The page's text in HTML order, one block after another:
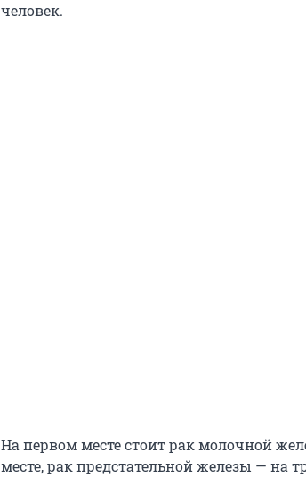
человек.
На первом месте стоит рак молочной
месте, рак предстательной железы — на